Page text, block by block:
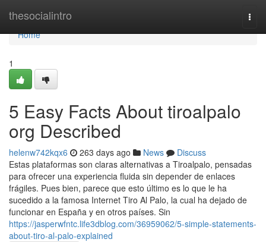
thesocialintro
Home
Home
1
5 Easy Facts About tiroalpalo
org Described
helenw742kqx6 263 days ago News
Discuss
Estas plataformas son claras alternativas a Tiroalpalo, pensadas
para ofrecer una experiencia fluida sin depender de enlaces
frágiles. Pues bien, parece que esto último es lo que le ha
sucedido a la famosa Internet Tiro Al Palo, la cual ha dejado de
funcionar en España y en otros países. Sin
https://jasperwfntc.life3dblog.com/36959062/5-simple-statements-
about-tiro-al-palo-explained